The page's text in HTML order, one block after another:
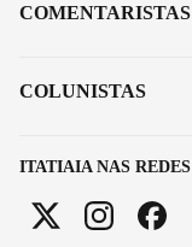
ITATIAIA NAS REDES
COMENTARISTAS
COLUNISTAS